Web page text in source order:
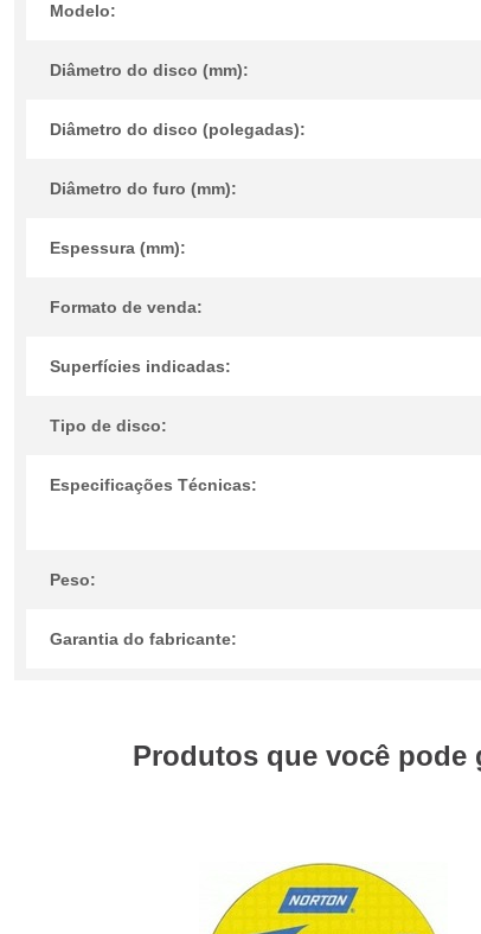
Modelo:
Diâmetro do disco (mm):
Diâmetro do disco (polegadas):
Diâmetro do furo (mm):
Espessura (mm):
Formato de venda:
Superfícies indicadas:
Tipo de disco:
Especificações Técnicas:
Peso:
Garantia do fabricante:
Produtos que você pode